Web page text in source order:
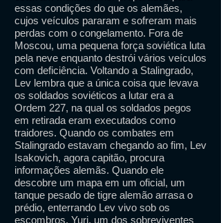
essas condições do que os alemães,
cujos veículos pararam e sofreram mais
perdas com o congelamento. Fora de
Moscou, uma pequena força soviética luta
pela neve enquanto destrói vários veículos
com deficiência. Voltando a Stalingrado,
Lev lembra que a única coisa que levava
os soldados soviéticos a lutar era a
Ordem 227, na qual os soldados pegos
em retirada eram executados como
traidores. Quando os combates em
Stalingrado estavam chegando ao fim, Lev
Isakovich, agora capitão, procura
informações alemãs. Quando ele
descobre um mapa em um oficial, um
tanque pesado de tigre alemão arrasa o
prédio, enterrando Lev vivo sob os
escombros. Yuri, um dos sobreviventes